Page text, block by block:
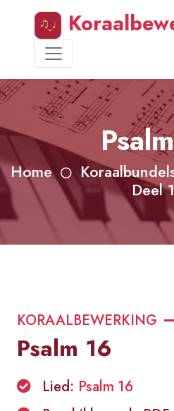
Home
Deel
KORAALBEWERKING
Psalm 16
Lied: Psalm 16